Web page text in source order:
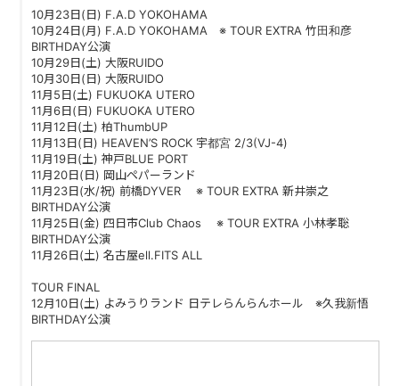
10月23日(日) F.A.D YOKOHAMA
10月24日(月) F.A.D YOKOHAMA ※ TOUR EXTRA 竹田和彦
BIRTHDAY公演
10月29日(土) 大阪RUIDO
10月30日(日) 大阪RUIDO
11月5日(土) FUKUOKA UTERO
11月6日(日) FUKUOKA UTERO
11月12日(土) 柏ThumbUP
11月13日(日) HEAVEN’S ROCK 宇都宮 2/3(VJ-4)
11月19日(土) 神戸BLUE PORT
11月20日(日) 岡山ペパーランド
11月23日(水/祝) 前橋DYVER ※ TOUR EXTRA 新井崇之
BIRTHDAY公演
11月25日(金) 四日市Club Chaos ※ TOUR EXTRA 小林孝聡
BIRTHDAY公演
11月26日(土) 名古屋ell.FITS ALL
TOUR FINAL
12月10日(土) よみうりランド 日テレらんらんホール ※久我新悟
BIRTHDAY公演